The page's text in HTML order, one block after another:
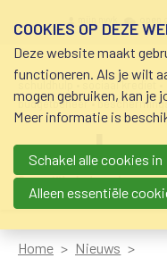
schuldhulp • sociaal krediet •
budgetbeheer •
Main navigation
Home
Nieuws
COOKIES OP DEZE
Deze website maakt
functioneren. Als je wilt
mogen gebruiken, kan je
Meer informatie is
Schakel alle cookies in
Alleen essentiële